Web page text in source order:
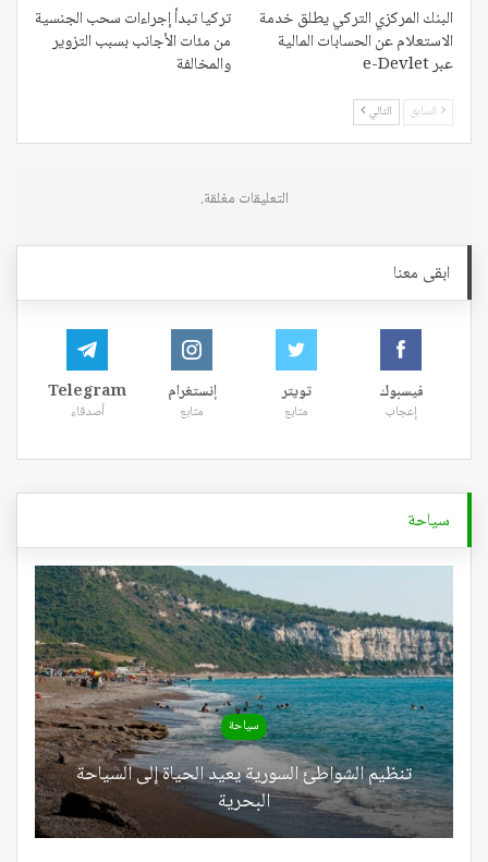
البنك المركزي التركي يطلق خدمة
الاستعلام عن الحسابات المالية
عبر e-Devlet
تركيا تبدأ إجراءات سحب الجنسية
من مئات الأجانب بسبب التزوير
والمخالفة
السابق التالي
التعليقات مغلقة.
ابقى معنا
فيسبوك
إعجاب
تويتر
متابع
إنستغرام
متابع
Telegram
أصدقاء
سياحة
سياحة
تنظيم الشواطئ السورية يعيد الحياة إلى السياحة
البحرية